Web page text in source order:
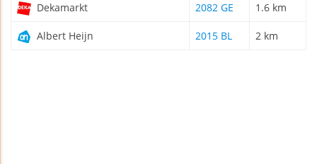
Dekamarkt 2082 GE 1.6 km
Albert Heijn 2015 BL 2 km